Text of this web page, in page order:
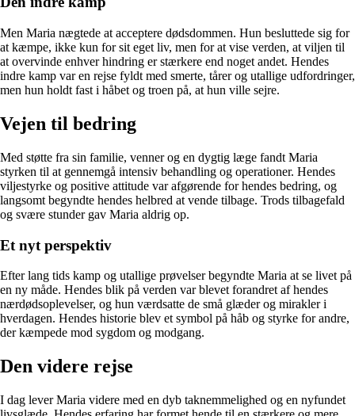
Men Maria nægtede at acceptere dødsdommen. Hun besluttede sig for
at kæmpe, ikke kun for sit eget liv, men for at vise verden, at viljen til
at overvinde enhver hindring er stærkere end noget andet. Hendes
indre kamp var en rejse fyldt med smerte, tårer og utallige udfordringer,
men hun holdt fast i håbet og troen på, at hun ville sejre.
Vejen til bedring
Med støtte fra sin familie, venner og en dygtig læge fandt Maria
styrken til at gennemgå intensiv behandling og operationer. Hendes
viljestyrke og positive attitude var afgørende for hendes bedring, og
langsomt begyndte hendes helbred at vende tilbage. Trods tilbagefald
og svære stunder gav Maria aldrig op.
Et nyt perspektiv
Efter lang tids kamp og utallige prøvelser begyndte Maria at se livet på
en ny måde. Hendes blik på verden var blevet forandret af hendes
nærdødsoplevelser, og hun værdsatte de små glæder og mirakler i
hverdagen. Hendes historie blev et symbol på håb og styrke for andre,
der kæmpede mod sygdom og modgang.
Den videre rejse
I dag lever Maria videre med en dyb taknemmelighed og en nyfundet